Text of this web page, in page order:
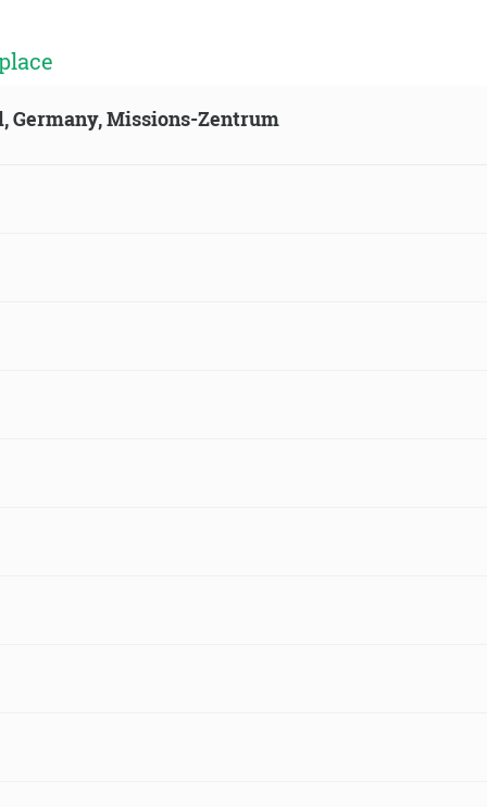
Germany, Missions-Zentrum